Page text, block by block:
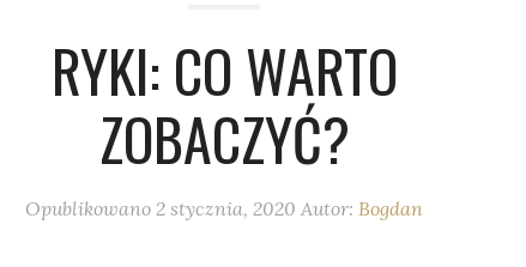
RYKI: CO WARTO
ZOBACZYĆ?
Opublikowano 2 stycznia, 2020 Autor: Bogdan